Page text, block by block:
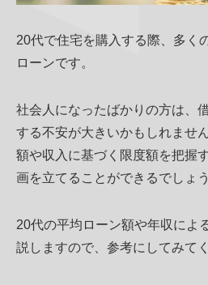
20代で住宅を購入する際、多く
ローンです。
社会人になったばかりの方は、
する不安が大きいかもしれませ
額や収入に基づく限度額を把握
画を立てることができるでしょう
20代の平均ローン額や年収によ
説しますので、参考にしてみて